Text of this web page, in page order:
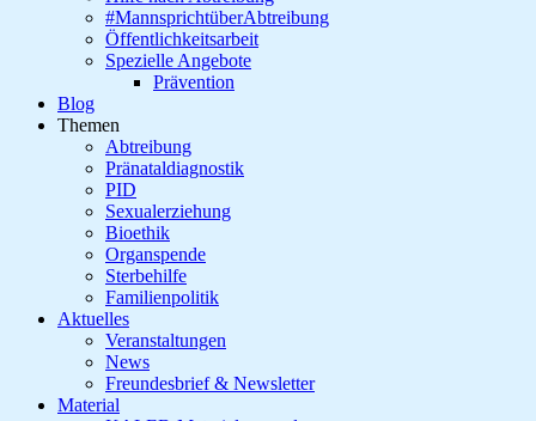
#MannsprichtüberAbtreibung
Öffentlichkeitsarbeit
Spezielle Angebote
Prävention
Blog
Themen
Abtreibung
Pränataldiagnostik
PID
Sexualerziehung
Bioethik
Organspende
Sterbehilfe
Familienpolitik
Aktuelles
Veranstaltungen
News
Freundesbrief & Newsletter
Material